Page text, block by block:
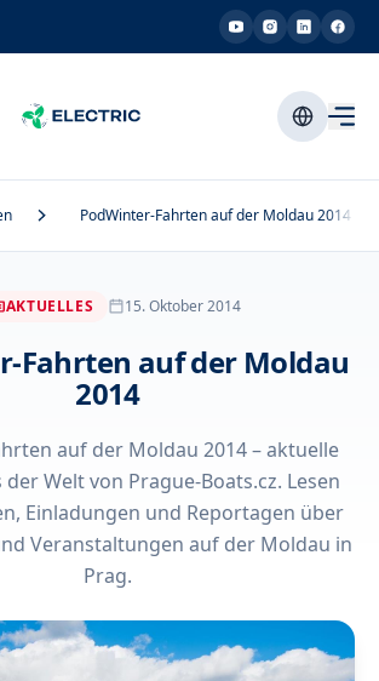
PodWinter-Fahrten auf der Moldau 2014
AKTUELLES 15. Oktober 2014
Fahrten auf der Moldau
2014
auf der Moldau 2014 – aktuelle
Welt von Prague-Boats.cz. Lesen
Einladungen und Reportagen über
Veranstaltungen auf der Moldau in
Prag.